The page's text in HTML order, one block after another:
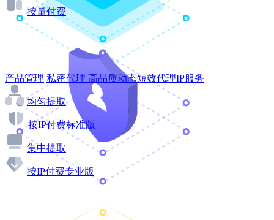
按量付费
产品管理 私密代理 高品质动态短效代理IP服务
均匀提取
按IP付费标准版
集中提取
按IP付费专业版